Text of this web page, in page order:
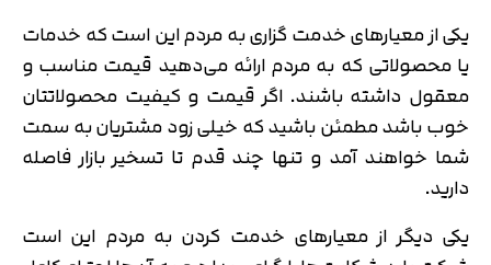
یکی از معیارهای خدمت گزاری به مردم این است که خدمات
یا محصولاتی که به مردم ارائه می‌دهید قیمت مناسب و
معقول داشته باشند. اگر قیمت و کیفیت محصولاتتان
خوب باشد مطمئن باشید که خیلی زود مشتریان به سمت
شما خواهند آمد و تنها چند قدم تا تسخیر بازار فاصله
دارید.
یکی دیگر از معیارهای خدمت کردن به مردم این است
تایید کد
کد ارسال شده را وارد کنید
دریافت مجدد کد: 00:59
متوجه شدم